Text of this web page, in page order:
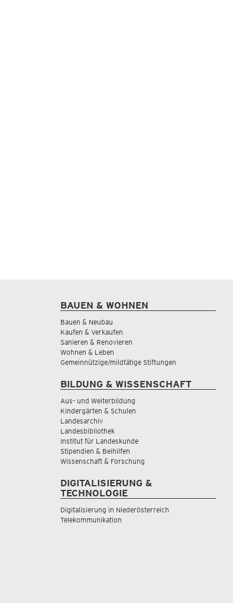
BAUEN & WOHNEN
Bauen & Neubau
Kaufen & Verkaufen
Sanieren & Renovieren
Wohnen & Leben
Gemeinnützige/mildtätige Stiftungen
BILDUNG & WISSENSCHAFT
Aus- und Weiterbildung
Kindergärten & Schulen
Landesarchiv
Landesbibliothek
Institut für Landeskunde
Stipendien & Beihilfen
Wissenschaft & Forschung
DIGITALISIERUNG &
TECHNOLOGIE
Digitalisierung in Niederösterreich
Telekommunikation